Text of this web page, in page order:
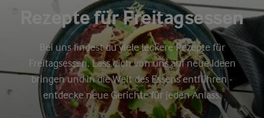
Rezepte für Freitagsessen
Bei uns findest du viele leckere Rezepte für
Freitagsessen. Lass dich von uns auf neue Ideen
bringen und in die Welt des Essens entführen -
entdecke neue Gerichte für jeden Anlass.